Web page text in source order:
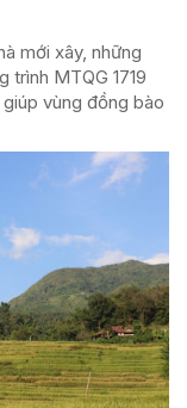
mới xây, những
trình MTQG 1719
vùng đồng bào